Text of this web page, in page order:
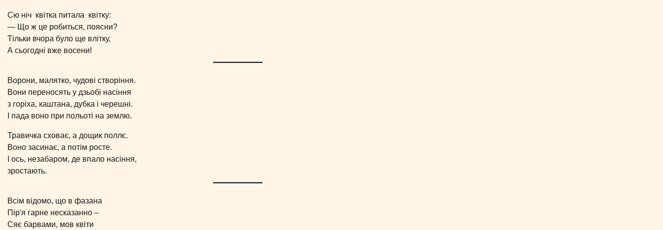
Сю ніч квітка питала квітку:
— Що ж це робиться, поясни?
Тільки вчора було ще влітку,
А сьогодні вже восени!
Ворони, малятко, чудові створіння.
Вони переносять у дзьобі насіння
з горіха, каштана, дубка і черешні.
І пада воно при польоті на землю.
Травичка сховає, а дощик поллє.
Воно засинає, а потім росте.
І ось, незабаром, де впало насіння,
зростають.
Всім відомо, що в фазана
Пір′я гарне несказанно –
Сяє барвами, мов квіти